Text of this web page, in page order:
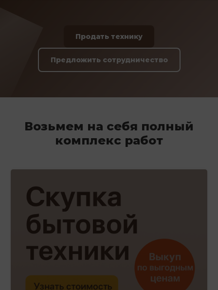
Продать технику
Предложить сотрудничество
Возьмем на себя полный
комплекс работ